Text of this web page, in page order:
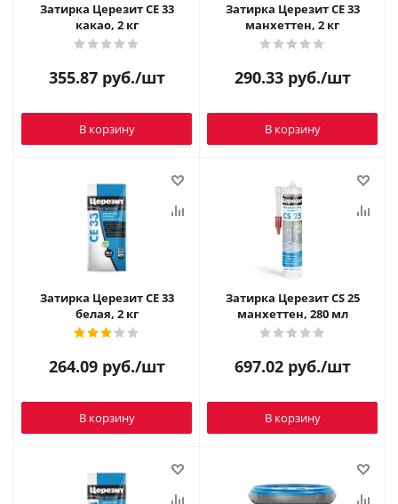
Затирка Церезит CE 33
какао, 2 кг
355.87руб./шт
В корзину
Затирка Церезит CE 33
манхеттен, 2 кг
290.33руб./шт
В корзину
Затирка Церезит CE 33
белая, 2 кг
264.09руб./шт
В корзину
Затирка Церезит CS 25
манхеттен, 280 мл
697.02руб./шт
В корзину